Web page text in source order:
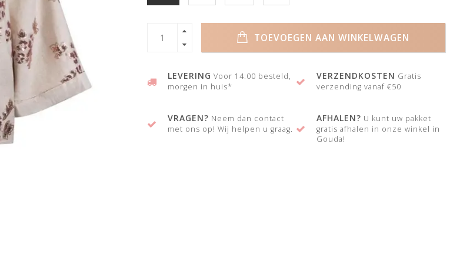
TOEVOEGEN AAN WINKELWAGEN
LEVERING Voor 14:00 besteld,
morgen in huis*
VERZENDKOSTEN Gratis
verzending vanaf €50
VRAGEN? Neem dan contact
met ons op! Wij helpen u graag.
AFHALEN? U kunt uw pakket
gratis afhalen in onze winkel in
Gouda!